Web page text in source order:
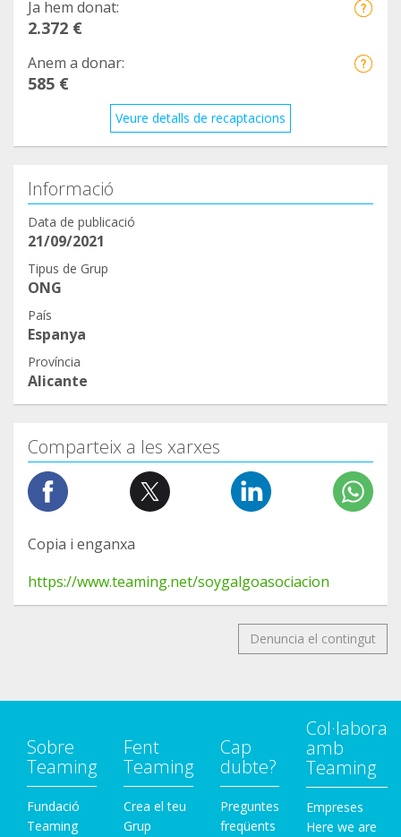
Ja hem donat:
2.372 €
Anem a donar:
585 €
Veure detalls de recaptacions
Informació
Data de publicació
21/09/2021
Tipus de Grup
ONG
País
Espanya
Província
Alicante
Comparteix a les xarxes
Copia i enganxa
https://www.teaming.net/soygalgoasociacion
Denuncia el contingut
Sobre
Teaming
Fundació
Teaming
Fent
Teaming
Crea el teu
Grup
Cap
dubte?
Preguntes
freqüents
Col·labora
amb
Teaming
Empreses
Here we are